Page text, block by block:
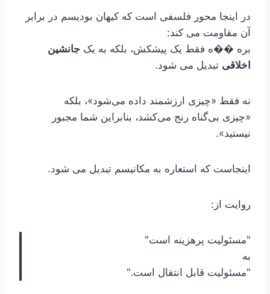
در اینجا محور فلسفی است که کیهان بودیسم در برابر
آن مقاومت می کند:
بره ��ه فقط یک پیشکش، بلکه به یک جانشین
اخلاقی تبدیل می شود.
نه فقط «چیزی ارزشمند داده می‌شود»، بلکه
«چیزی بی‌گناه رنج می‌کشد، بنابراین شما مجبور
نیستید».
اینجاست که استعاره به مکانیسم تبدیل می شود.
روایت از:
"مسئولیت پرهزینه است"
به
"مسئولیت قابل انتقال است."